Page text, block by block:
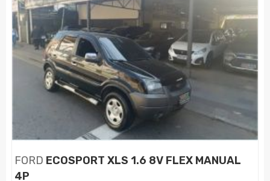
FORD ECOSPORT XLS 1.6 8V FLEX MANUAL
4P